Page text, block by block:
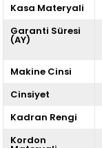
Kasa Materyali
Garanti Süresi
(AY)
Makine Cinsi
Cinsiyet
Kadran Rengi
Kordon